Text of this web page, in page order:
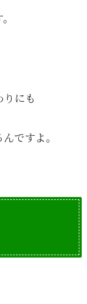
にも
ですよ。